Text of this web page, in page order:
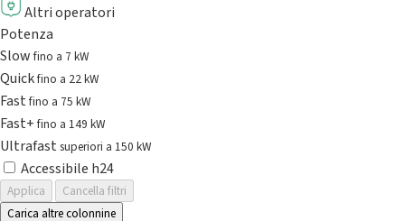
Altri operatori
Potenza
Slowfino a 7 kW
Quickfino a 22 kW
Fastfino a 75 kW
Fast+fino a 149 kW
Ultrafast superiori a 150 kW
Accessibile h24
Applica
Cancella filtri
Carica altre colonnine